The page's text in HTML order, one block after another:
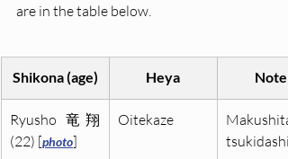
are in the table below.
Shikona (age) Heya Note
Ryusho 竜翔
(22) [photo]
Oitekaze
tsukidashi